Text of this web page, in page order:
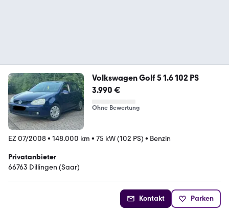
Volkswagen Golf 5 1.6 102 PS
3.990 €
Ohne Bewertung
EZ 07/2008• 148.000 km • 75 kW (102 PS) • Benzin
Privatanbieter
66763 Dillingen (Saar)
Kontakt Parken